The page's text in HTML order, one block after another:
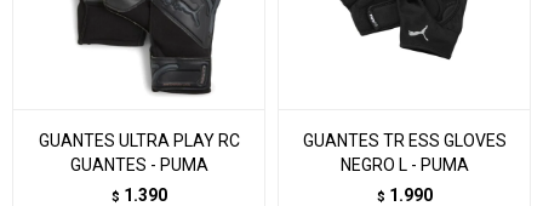
GUANTES ULTRA PLAY RC
GUANTES - PUMA
$ 1.390
GUANTES TR ESS GLOVES
NEGRO L - PUMA
$ 1.990